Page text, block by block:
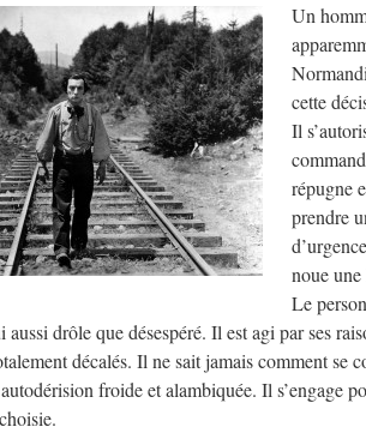
Un
cette
Il
répugne
prendre
noue
Le
aussi drôle que désespéré. Il est agi par ses
décalés. Il ne sait jamais comment se
froide et alambiquée. Il s’engage